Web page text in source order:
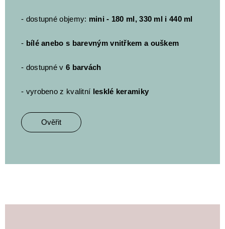
- dostupné objemy: mini - 180 ml, 330 ml i 440 ml
- bílé anebo s barevným vnitřkem a ouškem
- dostupné v 6 barvách
- vyrobeno z kvalitní lesklé keramiky
Ověřit